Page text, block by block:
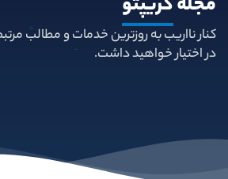
کنار نااریب به روزترین خدمات و مطالب
در اختیار خواهید داشت.